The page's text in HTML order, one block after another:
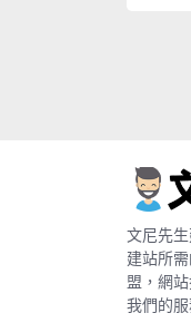
文尼先
建站所
盟，網
我們的